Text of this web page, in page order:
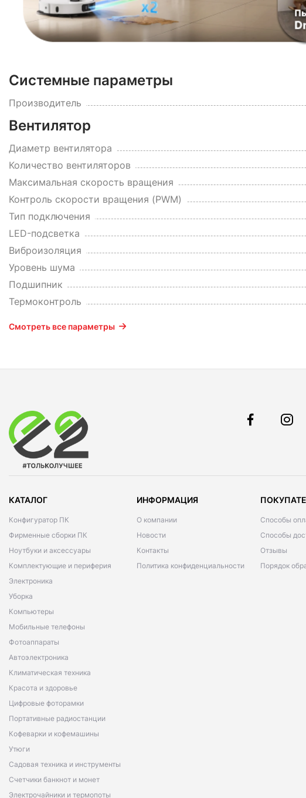
Системные параметры
Производитель
Вентилятор
Диаметр вентилятора
Количество вентиляторов
Максимальная скорость вращения
Контроль скорости вращения (PWM)
Тип подключения
LED-подсветка
Виброизоляция
Уровень шума
Подшипник
Термоконтроль
Смотреть все параметры
КАТАЛОГ
Конфигуратор ПК
Фирменные сборки ПК
Ноутбуки и аксессуары
Комплектующие и периферия
Электроника
Уборка
Компьютеры
Мобильные телефоны
Фотоаппараты
Автоэлектроника
Климатическая техника
Красота и здоровье
Цифровые фоторамки
Портативные радиостанции
Кофеварки и кофемашины
Утюги
Садовая техника и инструменты
Счетчики банкнот и монет
Электрочайники и термопоты
ИНФОРМАЦИЯ
О компании
Новости
Контакты
Политика конфиденциальности
Способы
Способы
Отзывы
Порядок